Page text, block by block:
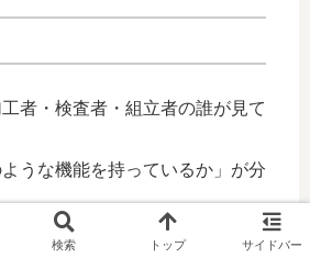
者・検査者・組立者の誰が見て
ような機能を持っているか」が分
検索 トップ サイドバー